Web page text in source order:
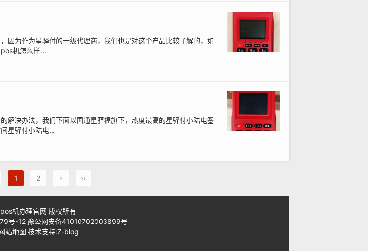
因为作为星驿付的一级代理商，我们也是对这个产品比较了解的，如
机怎么样...
解决办法，我们下面以国通星驿福旗下，热度最高的星驿付小陆电签
星驿付小陆电...
1 2 › ››
pos机办理官网 版权所有
号-12豫公网安备41010702003899号
站地图 技术支持:Z-blog